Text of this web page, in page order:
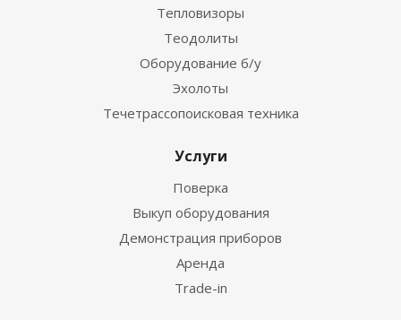
Тепловизоры
Теодолиты
Оборудование б/у
Эхолоты
Течетрассопоисковая техника
Услуги
Поверка
Выкуп оборудования
Демонстрация приборов
Аренда
Trade-in